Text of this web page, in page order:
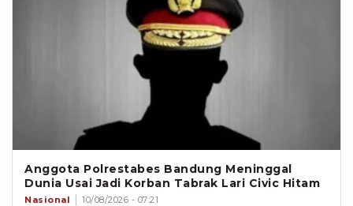
Anggota Polrestabes Bandung Meninggal
Dunia Usai Jadi Korban Tabrak Lari Civic Hitam
Nasional 10/08/2026 - 07:21